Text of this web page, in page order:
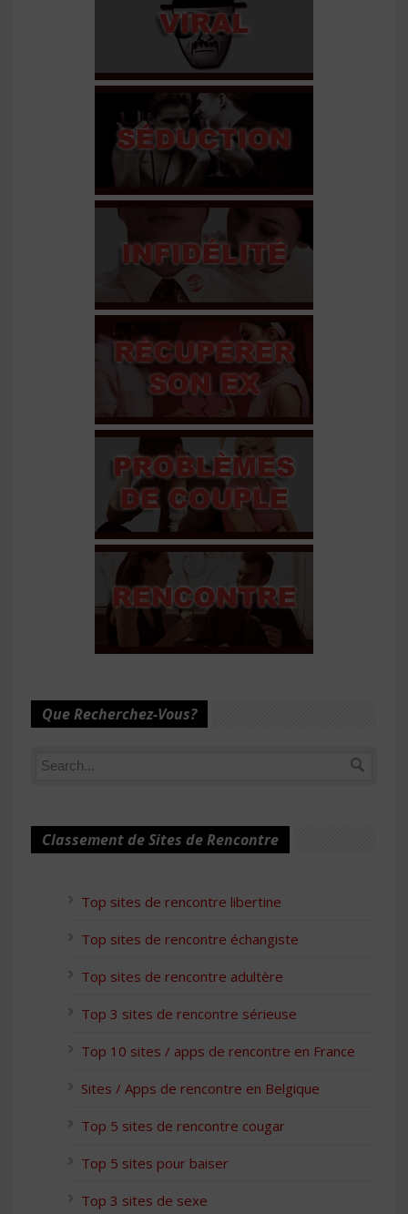
Que Recherchez-Vous?
Classement de Sites de Rencontre
Top sites de rencontre libertine
Top sites de rencontre échangiste
Top sites de rencontre adultère
Top 3 sites de rencontre sérieuse
Top 10 sites / apps de rencontre en France
Sites / Apps de rencontre en Belgique
Top 5 sites de rencontre cougar
Top 5 sites pour baiser
Top 3 sites de sexe